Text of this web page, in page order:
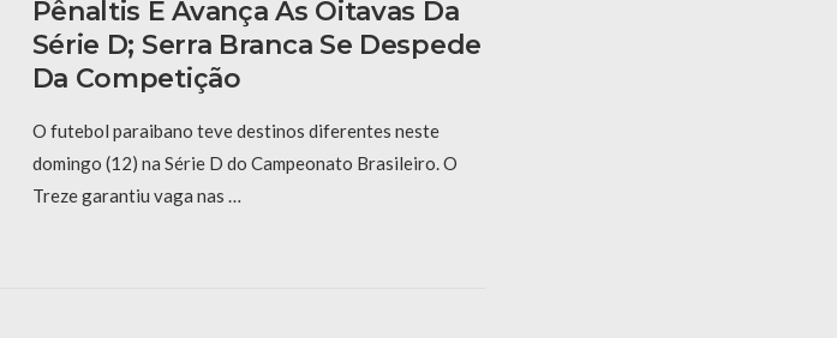
Pênaltis E Avança Às Oitavas Da
Série D; Serra Branca Se Despede
Da Competição
O futebol paraibano teve destinos diferentes neste
domingo (12) na Série D do Campeonato Brasileiro. O
Treze garantiu vaga nas …